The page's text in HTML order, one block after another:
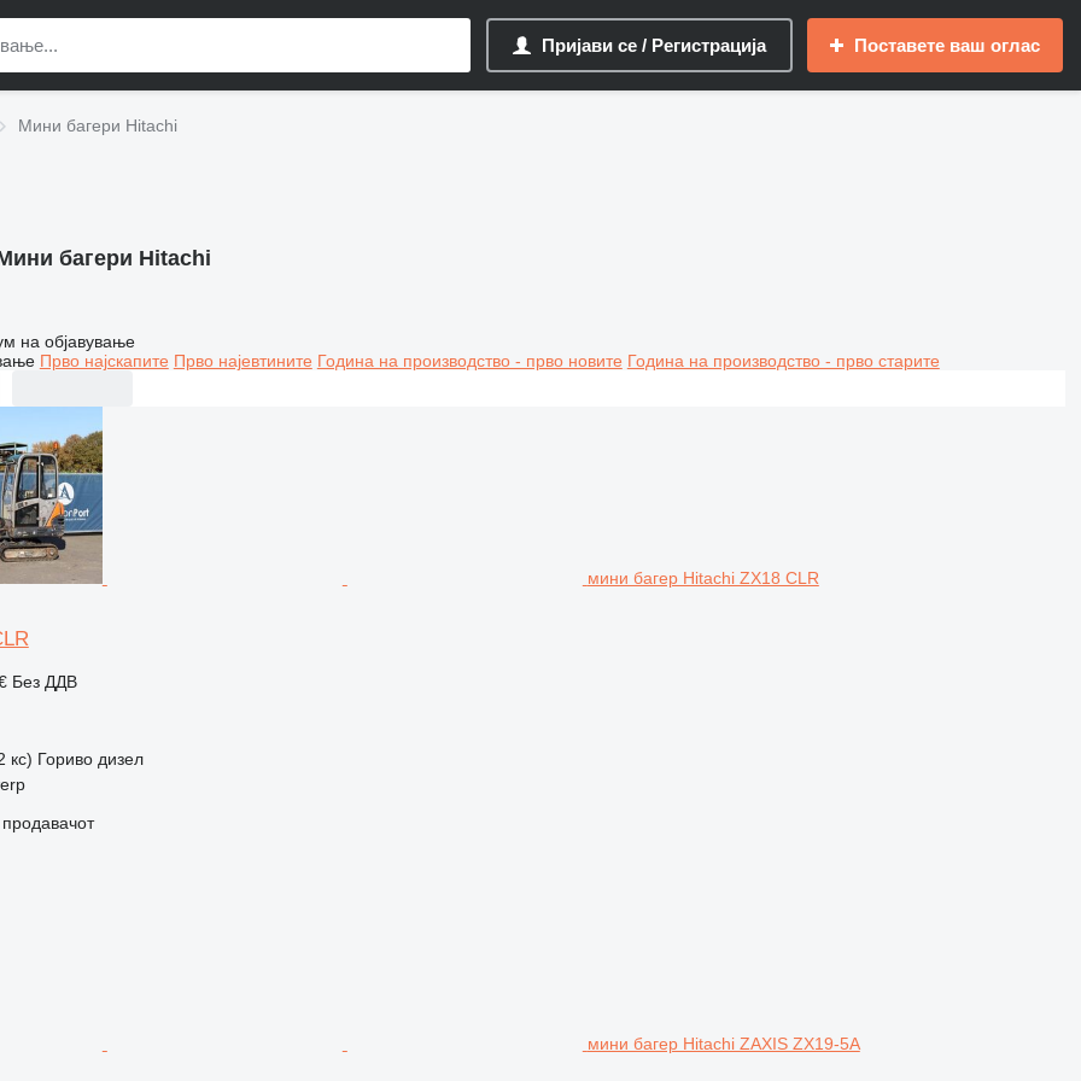
Пријави се / Регистрација Поставете ваш оглас
Мини багери Hitachi
багери Hitachi
на објавување
Прво најскапите Прво најевтините Година на производство - прво новите Година на производство - прво старите
мини багер Hitachi ZX18 CLR
Без ДДВ
кс) Гориво дизел
продавачот
мини багер Hitachi ZAXIS ZX19-5A